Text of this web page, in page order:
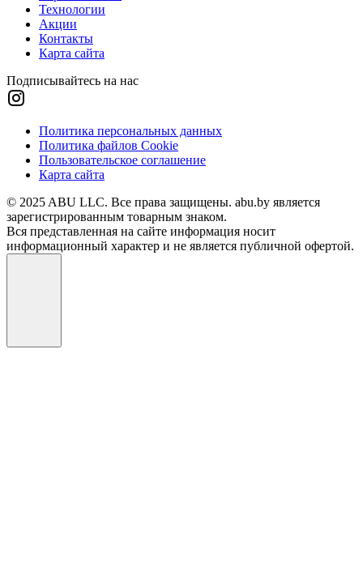
Технологии
Акции
Контакты
Карта сайта
Подписывайтесь на нас
Политика персональных данных
Политика файлов Cookie
Пользовательское соглашение
Карта сайта
© 2025 ABU LLC. Все права защищены. abu.by является
зарегистрированным товарным знаком.
Вся представленная на сайте информация носит
информационный характер и не является публичной офертой.